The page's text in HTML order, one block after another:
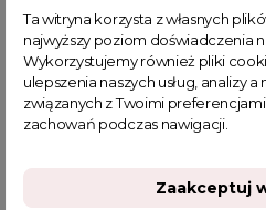
buty na jesień damskie
Botki
ocieplane botki damskie
Płaskie botki do sukienki
Ta witryna korzysta z własnych
najwyższy poziom doświadczenia
Wykorzystujemy również pliki
ulepszenia naszych usług, analizy
związanych z Twoimi
zachowań podczas nawigacji.
Zaakceptuj